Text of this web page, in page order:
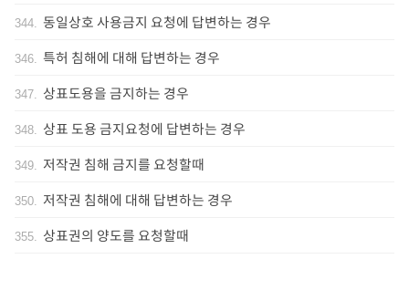
344. 동일상호 사용금지 요청에 답변하는 경우
346. 특허 침해에 대해 답변하는 경우
347. 상표도용을 금지하는 경우
348. 상표 도용 금지요청에 답변하는 경우
349. 저작권 침해 금지를 요청할때
350. 저작권 침해에 대해 답변하는 경우
355. 상표권의 양도를 요청할때